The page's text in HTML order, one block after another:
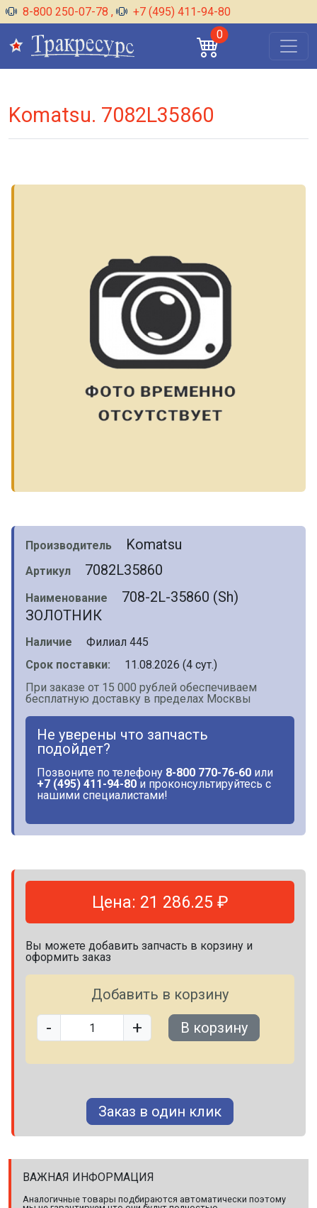
8-800 250-07-78 ,
+7 (495) 411-94-80
0
Komatsu. 7082L35860
Производитель Komatsu
Артикул 7082L35860
Наименование
708-2L-35860 (Sh)
ЗОЛОТНИК
Наличие
Филиал 445
Срок поставки:
11.08.2026 (4 сут.)
При заказе от 15 000 рублей обеспечиваем
бесплатную доставку в пределах Москвы
Не уверены что запчасть
подойдет?
Позвоните по телефону 8-800 770-76-60 или
+7 (495) 411-94-80 и проконсультируйтесь с
нашими специалистами!
Цена: 21 286.25 ₽
Вы можете добавить запчасть в корзину и
оформить заказ
Добавить в корзину
- + В корзину
Заказ в один клик
ВАЖНАЯ ИНФОРМАЦИЯ
Аналогичные товары подбираются автоматически поэтому